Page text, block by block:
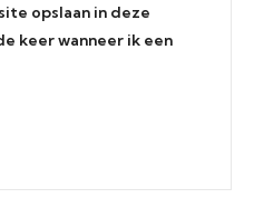
opslaan in deze
keer wanneer ik een